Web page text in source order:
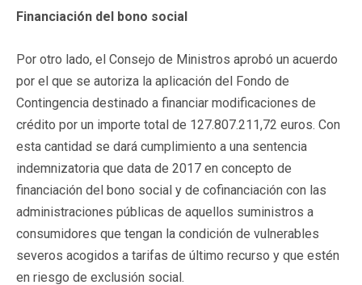
Financiación del bono social
Por otro lado, el Consejo de Ministros aprobó un acuerdo
por el que se autoriza la aplicación del Fondo de
Contingencia destinado a financiar modificaciones de
crédito por un importe total de 127.807.211,72 euros. Con
esta cantidad se dará cumplimiento a una sentencia
indemnizatoria que data de 2017 en concepto de
financiación del bono social y de cofinanciación con las
administraciones públicas de aquellos suministros a
consumidores que tengan la condición de vulnerables
severos acogidos a tarifas de último recurso y que estén
en riesgo de exclusión social.